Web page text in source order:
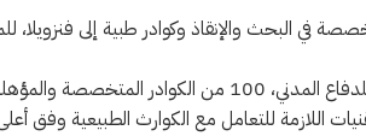
في البحث والإنقاذ وكوادر طبية إلى
ويضم فريق البحث والإنقاذ الدولي الأردني، التابع
اللازمة للتعامل مع الكوارث الطبيعية وفق أعلى